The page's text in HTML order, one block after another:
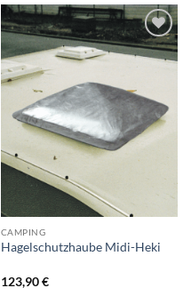
CAMPING
Hagelschutzhaube Midi-Heki
123,90€